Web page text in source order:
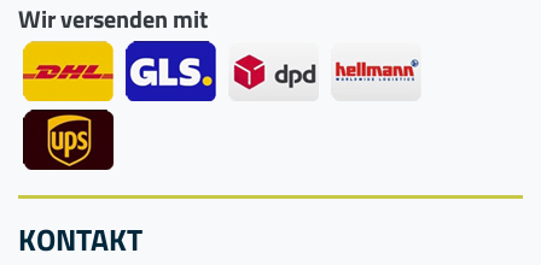
Wir versenden mit
KONTAKT